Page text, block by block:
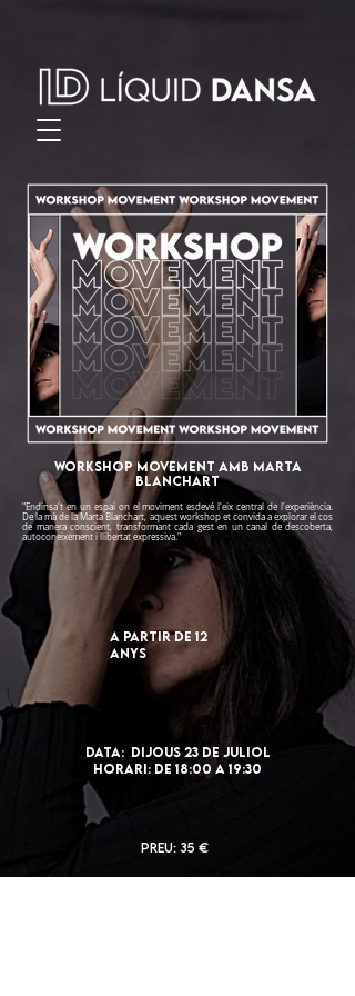
Workshop movement amb Marta
BlancharT
"Endinsa't en un espai on el moviment esdevé l'eix central de l'experiència.
De la mà de la Marta Blanchart, aquest workshop et convida a explorar el cos
de manera conscient, transformant cada gest en un canal de descoberta,
autoconeixement i llibertat expressiva."
A PARTIR DE 12
ANYS
DatA: DIJOUS 23 de juliol
Horari: De 18:00 a 19:30
Preu: 35 €